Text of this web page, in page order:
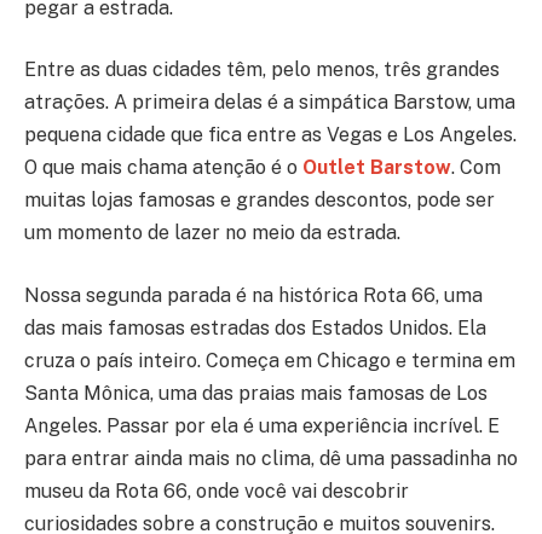
pegar a estrada.
Entre as duas cidades têm, pelo menos, três grandes
atrações. A primeira delas é a simpática Barstow, uma
pequena cidade que fica entre as Vegas e Los Angeles.
O que mais chama atenção é o Outlet Barstow. Com
muitas lojas famosas e grandes descontos, pode ser
um momento de lazer no meio da estrada.
Nossa segunda parada é na histórica Rota 66, uma
das mais famosas estradas dos Estados Unidos. Ela
cruza o país inteiro. Começa em Chicago e termina em
Santa Mônica, uma das praias mais famosas de Los
Angeles. Passar por ela é uma experiência incrível. E
para entrar ainda mais no clima, dê uma passadinha no
museu da Rota 66, onde você vai descobrir
curiosidades sobre a construção e muitos souvenirs.